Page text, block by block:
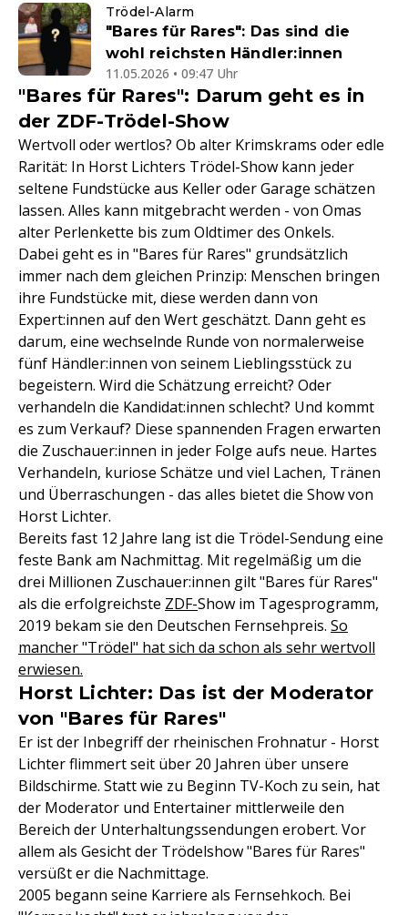
Trödel-Alarm
"Bares für Rares": Das sind die
wohl reichsten Händler:innen
11.05.2026 • 09:47 Uhr
"Bares für Rares": Darum geht es in
der ZDF-Trödel-Show
Wertvoll oder wertlos? Ob alter Krimskrams oder edle
Rarität: In Horst Lichters Trödel-Show kann jeder
seltene Fundstücke aus Keller oder Garage schätzen
lassen. Alles kann mitgebracht werden - von Omas
alter Perlenkette bis zum Oldtimer des Onkels.
Dabei geht es in "Bares für Rares" grundsätzlich
immer nach dem gleichen Prinzip: Menschen bringen
ihre Fundstücke mit, diese werden dann von
Expert:innen auf den Wert geschätzt. Dann geht es
darum, eine wechselnde Runde von normalerweise
fünf Händler:innen von seinem Lieblingsstück zu
begeistern. Wird die Schätzung erreicht? Oder
verhandeln die Kandidat:innen schlecht? Und kommt
es zum Verkauf? Diese spannenden Fragen erwarten
die Zuschauer:innen in jeder Folge aufs neue. Hartes
Verhandeln, kuriose Schätze und viel Lachen, Tränen
und Überraschungen - das alles bietet die Show von
Horst Lichter.
Bereits fast 12 Jahre lang ist die Trödel-Sendung eine
feste Bank am Nachmittag. Mit regelmäßig um die
drei Millionen Zuschauer:innen gilt "Bares für Rares"
als die erfolgreichste ZDF-Show im Tagesprogramm,
2019 bekam sie den Deutschen Fernsehpreis. So
mancher "Trödel" hat sich da schon als sehr wertvoll
erwiesen.
Horst Lichter: Das ist der Moderator
von "Bares für Rares"
Er ist der Inbegriff der rheinischen Frohnatur - Horst
Lichter flimmert seit über 20 Jahren über unsere
Bildschirme. Statt wie zu Beginn TV-Koch zu sein, hat
der Moderator und Entertainer mittlerweile den
Bereich der Unterhaltungssendungen erobert. Vor
allem als Gesicht der Trödelshow "Bares für Rares"
versüßt er die Nachmittage.
2005 begann seine Karriere als Fernsehkoch. Bei